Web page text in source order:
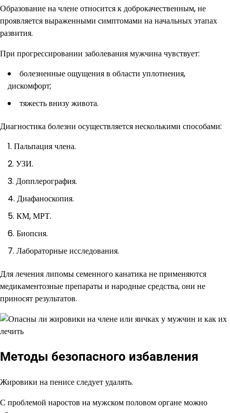
Образование на члене относится к доброкачественным, не
проявляется выраженными симптомами на начальных этапах
развития.
При прогрессировании заболевания мужчина чувствует:
болезненные ощущения в области уплотнения,
дискомфорт;
тяжесть внизу живота.
Диагностика болезни осуществляется несколькими способами:
Пальпация члена.
УЗИ.
Допплерография.
Диафаноскопия.
КМ, МРТ.
Биопсия.
Лабораторные исследования.
Для лечения липомы семенного канатика не применяются
медикаментозные препараты и народные средства, они не
приносят результатов.
Методы безопасного избавления
Жировики на пенисе следует удалять.
С проблемой наростов на мужском половом органе можно